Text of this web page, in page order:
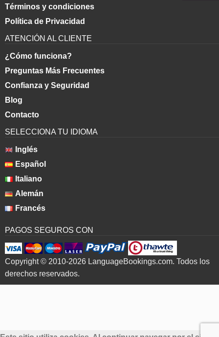
Términos y condiciones
Política de Privacidad
ATENCIÓN AL CLIENTE
¿Cómo funciona?
Preguntas Más Frecuentes
Confianza y Seguridad
Blog
Contacto
SELECCIONA TU IDIOMA
Inglés
Español
Italiano
Alemán
Francés
PAGOS SEGUROS CON
Copyright © 2010-2026 LanguageBookings.com. Todos los
derechos reservados.